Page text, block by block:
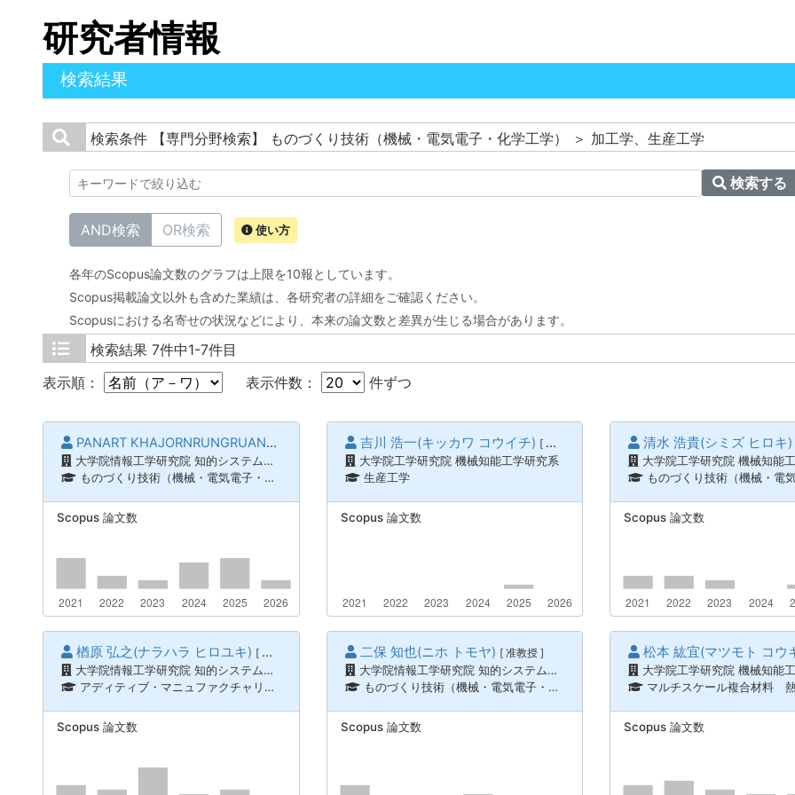
研究者情報
検索結果
検索条件 【専門分野検索】 ものづくり技術（機械・電気電子・化学工学） ＞ 加工学、生産工学
検索する
AND検索 OR検索 使い方
各年のScopus論文数のグラフは上限を10報としています。
Scopus掲載論文以外も含めた業績は、各研究者の詳細をご確認ください。
Scopusにおける名寄せの状況などにより、本来の論文数と差異が生じる場合があります。
検索結果 7件中1-7件目
表示順：
表示件数： 件ずつ
PANART KHAJORNRUNGRUANG(カチョーンルンルアン パナート) [ 准教授 ]
大学院情報工学研究院 知的システム工学研究系
ものづくり技術（機械・電気電子・化学工学） / 計測工学、ものづくり技術（機械・電気電子・化学工学） / 加工学、生産工学、ナノテク・材料 / ナノマイクロシステム、ナノテク・材料 / 光工学、光量子科学、ものづくり技術（機械・電気電子・化学工学） / 機械要素、トライボロジー
Scopus 論文数
吉川 浩一(キッカワ コウイチ) [ 准教授 ]
大学院工学研究院 機械知能工学研究系
生産工学
Scopus 論文数
清水 浩貴(シミズ ヒロキ)
大学院工学研究院 機械知能
ものづくり技術（機械・電気電子・化学工学） / 計測工学、ものづくり技術（機械・電気電子・化
Scopus 論文数
楢原 弘之(ナラハラ ヒロユキ) [ 教授 ]
大学院情報工学研究院 知的システム工学研究系
アディティブ・マニュファクチャリング、設計・生産データサイエンス、情報通信 / 機械力学、メカトロニクス、情報通信 / ロボティクス、知能機械システム
Scopus 論文数
二保 知也(ニホ トモヤ) [ 准教授 ]
大学院情報工学研究院 知的システム工学研究系
ものづくり技術（機械・電気電子・化学工学） / 加工学、生産工学、ものづくり技術（機械・電気電子・化学工学） / 材料力学、機械材料、情報通信 / 計算科学
Scopus 論文数
松本 紘宜(マツモト コウ
大学院工学研究院 機械知能
マルチスケール複合材料 熱可塑性樹脂、混練・押
Scopus 論文数